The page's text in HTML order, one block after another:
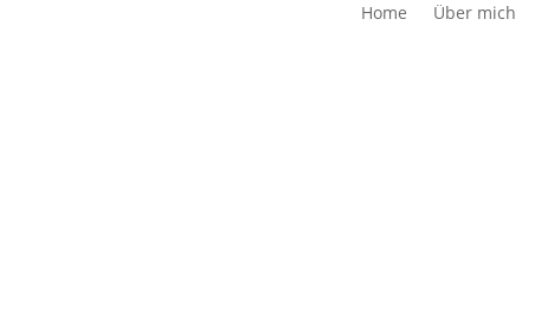
Home Über mich